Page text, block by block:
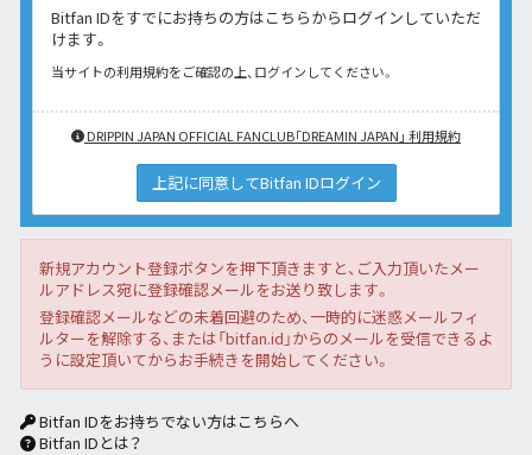
JOIN LOGIN
Bitfan IDをすでにお持ちの方はこちらからログインしていただ
けます。
当サイトの利用規約をご確認の上、ログインしてください。
DRIPPIN JAPAN OFFICIAL FANCLUB「DREAMIN JAPAN」 利用規約
上記に同意してBitfan IDログイン
新規アカウント登録ボタンを押下頂きますと、ご入力頂いたメー
ルアドレス宛に登録確認メールをお送り致します。
登録確認メールなどの未着回避のため、一時的に迷惑メールフィ
ルターを解除する、または「bitfan.id」からのメールを受信できるよ
うに設定頂いてからお手続きを開始してください。
Bitfan IDをお持ちでない方はこちらへ
Bitfan IDとは？